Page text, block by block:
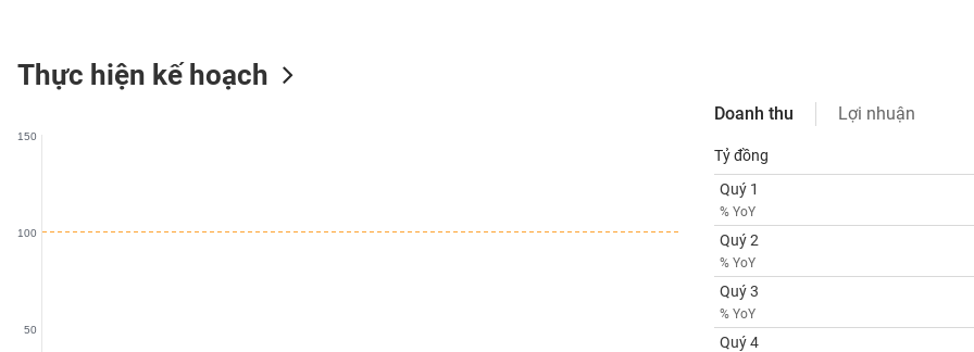
Thực hiện kế hoạch
50
100
150
Doanh thu Lợi nhuận
Tỷ đồng
Quý 1
% YoY
Quý 2
% YoY
Quý 3
% YoY
Quý 4
DỮ
LIỆU
Ngành
SECTOR